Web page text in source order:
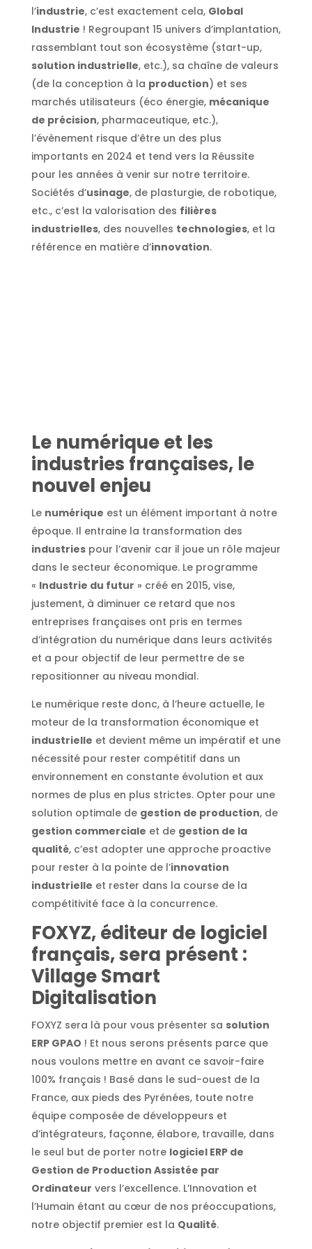
l’industrie, c’est exactement cela, Global
Industrie ! Regroupant 15 univers d’implantation,
rassemblant tout son écosystème (start-up,
solution industrielle, etc.), sa chaîne de valeurs
(de la conception à la production) et ses
marchés utilisateurs (éco énergie, mécanique
de précision, pharmaceutique, etc.),
l’évènement risque d’être un des plus
importants en 2024 et tend vers la Réussite
pour les années à venir sur notre territoire.
Sociétés d’usinage, de plasturgie, de robotique,
etc., c’est la valorisation des filières
industrielles, des nouvelles technologies, et la
référence en matière d’innovation.
Le numérique et les
industries françaises, le
nouvel enjeu
Le numérique est un élément important à notre
époque. Il entraine la transformation des
industriespour l’avenir car il joue un rôle majeur
dans le secteur économique. Le programme
« Industrie du futur » créé en 2015, vise,
justement, à diminuer ce retard que nos
entreprises françaises ont pris en termes
d’intégration du numérique dans leurs activités
et a pour objectif de leur permettre de se
repositionner au niveau mondial.
Le numérique reste donc, à l’heure actuelle, le
moteur de la transformation économique et
industrielle et devient même un impératif et une
nécessité pour rester compétitif dans un
environnement en constante évolution et aux
normes de plus en plus strictes. Opter pour une
solution optimale de gestion de production, de
gestion commerciale et de gestion de la
qualité, c’est adopter une approche proactive
pour rester à la pointe de l’innovation
industrielle et rester dans la course de la
compétitivité face à la concurrence.
FOXYZ, éditeur de logiciel
français, sera présent :
Village Smart
Digitalisation
FOXYZ sera là pour vous présenter sa solution
ERP GPAO ! Et nous serons présents parce que
nous voulons mettre en avant ce savoir-faire
100% français ! Basé dans le sud-ouest de la
France, aux pieds des Pyrénées, toute notre
équipe composée de développeurs et
d’intégrateurs, façonne, élabore, travaille, dans
le seul but de porter notre logiciel ERP de
Gestion de Production Assistée par
Ordinateur vers l’excellence. L’Innovation et
l’Humain étant au cœur de nos préoccupations,
notre objectif premier est la Qualité.